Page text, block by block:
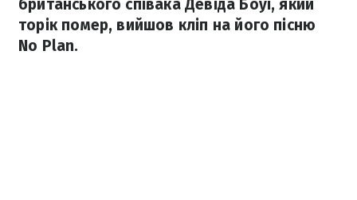
британського співака Девіда Боуї, який
торік помер, вийшов кліп на його пісню
No Plan.